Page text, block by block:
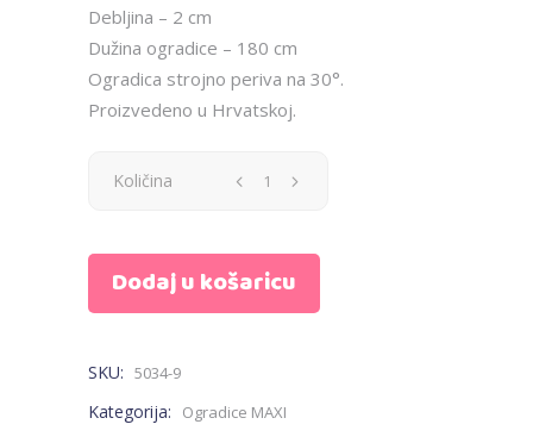
Debljina – 2 cm
Dužina ogradice – 180 cm
Ogradica strojno periva na 30°.
Proizvedeno u Hrvatskoj.
Ogradica
-
Količina
Dodaj u košaricu
SKU: 5034-9
Kategorija: Ogradice MAXI